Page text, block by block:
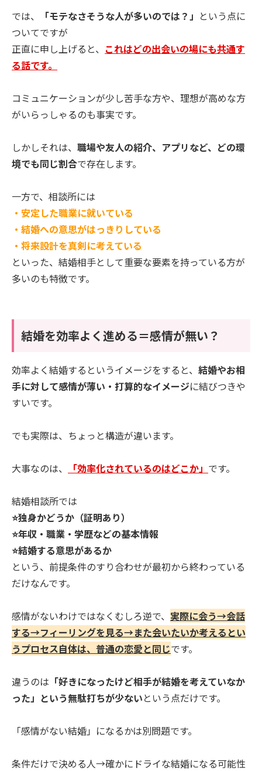
では、 「モテなさそうな人が多いのでは？」 という点に
ついてですが
正直に申し上げると、 これはどの出会いの場にも共通す
る話です。
コミュニケーションが少し苦手な方や、理想が高めな方
がいらっしゃるのも事実です。
しかしそれは、 職場や友人の紹介、アプリなど、どの環
境でも同じ割合で存在します。
一方で、相談所には
・安定した職業に就いている
・結婚への意思がはっきりしている
・将来設計を真剣に考えている
といった、結婚相手として重要な要素を持っている方が
多いのも特徴です。
結婚を効率よく進める＝感情が無い？
効率よく結婚するというイメージをすると、 結婚やお相
手に対して感情が薄い・打算的なイメージに結びつきや
すいです。
でも実際は、ちょっと構造が違います。
大事なのは、 「効率化されているのはどこか」 です。
結婚相談所では
⭐️独身かどうか（証明あり）
⭐️年収・職業・学歴などの基本情報
⭐️結婚する意思があるか
という、前提条件のすり合わせが最初から終わっている
だけなんです。
感情がないわけではなくむしろ逆で、 実際に会う→会話
する→フィーリングを見る→また会いたいか考えるとい
うプロセス自体は、普通の恋愛と同じです。
違うのは 「好きになったけど相手が結婚を考えていなか
った」という無駄打ちが少ないという点だけです。
「感情がない結婚」になるかは別問題です。
条件だけで決める人→確かにドライな結婚になる可能性